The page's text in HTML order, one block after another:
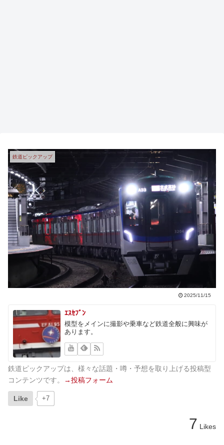
鉄道ピックアップ
2025/11/15
ｴｽｾﾌﾞﾝ
模型をメインに撮影や乗車など鉄道全般に興味が
あります。
鉄道ピックアップは、様々な話題・噂・予想を取り上げる投稿型
コンテンツです。
→投稿フォーム
Like +7
7 Likes